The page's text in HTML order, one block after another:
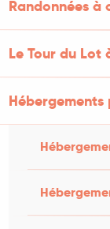
Randonnées
Le Tour du Lot